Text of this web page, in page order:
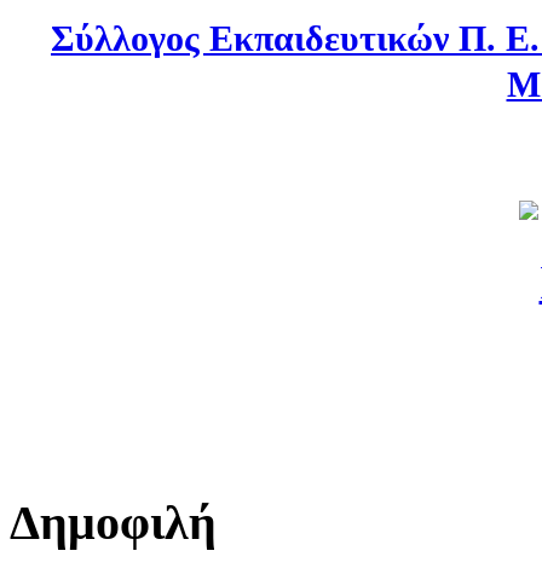
Σύλλογος Εκπαιδευτικών Π.
Δημοφιλή